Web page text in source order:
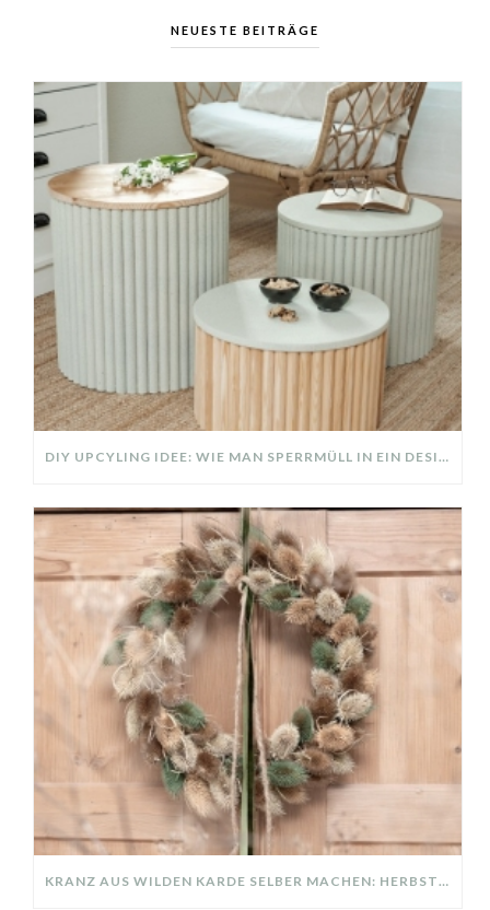
NEUESTE BEITRÄGE
DIY UPCYLING IDEE: WIE MAN SPERRMÜLL IN EIN DESIGNER TEIL VERWANDELT
KRANZ AUS WILDEN KARDE SELBER MACHEN: HERBSTDEKO GANZ EINFACH